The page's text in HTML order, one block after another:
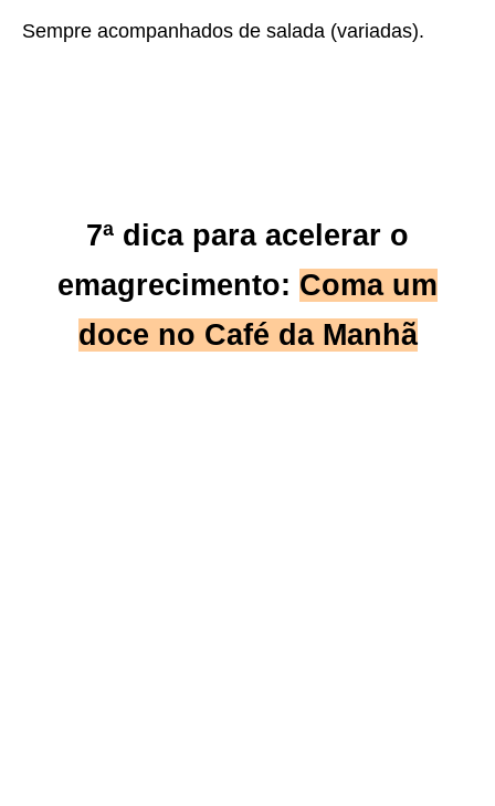
Sempre acompanhados de salada (variadas).
7ª dica para acelerar o
emagrecimento: Coma um
doce no Café da Manhã